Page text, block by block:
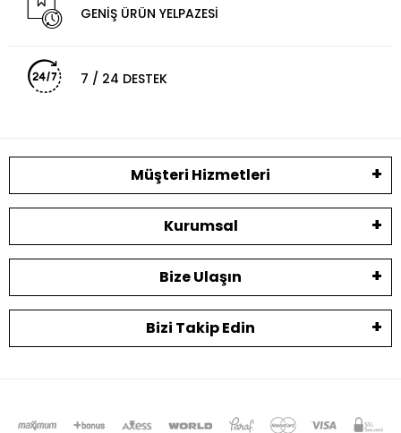
GENİŞ ÜRÜN YELPAZESİ
7 / 24 DESTEK
Müşteri Hizmetleri
Kurumsal
Bize Ulaşın
Bizi Takip Edin